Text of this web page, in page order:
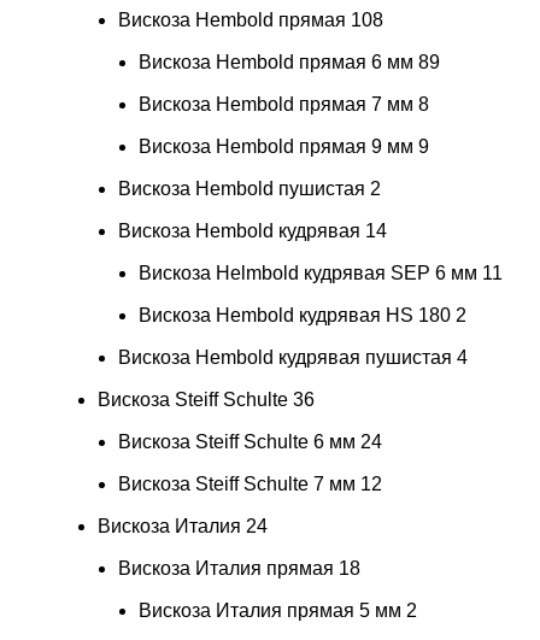
Вискоза Hembold прямая 108
Вискоза Hembold прямая 6 мм 89
Вискоза Hembold прямая 7 мм 8
Вискоза Hembold прямая 9 мм 9
Вискоза Hembold пушистая 2
Вискоза Hembold кудрявая 14
Вискоза Helmbold кудрявая SEP 6 мм 11
Вискоза Hembold кудрявая HS 180 2
Вискоза Hembold кудрявая пушистая 4
Вискоза Steiff Schulte 36
Вискоза Steiff Schulte 6 мм 24
Вискоза Steiff Schulte 7 мм 12
Вискоза Италия 24
Вискоза Италия прямая 18
Вискоза Италия прямая 5 мм 2